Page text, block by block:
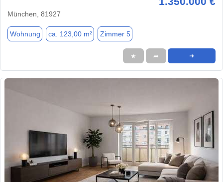
München, 81927
Wohnung ca. 123,00 m² Zimmer 5
★ ➦ ➜